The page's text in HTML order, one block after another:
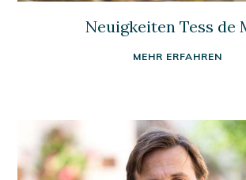
Neuigkeiten Tess de
MEHR ERFAHREN